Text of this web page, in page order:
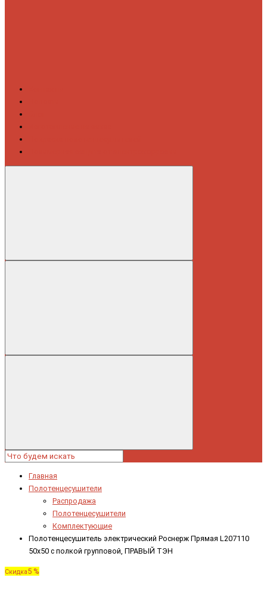
Главная
Полотенцесушители
Распродажа
Полотенцесушители
Комплектующие
Полотенцесушитель электрический Роснерж Прямая L207110
50x50 с полкой групповой, ПРАВЫЙ ТЭН
Скидка5 %